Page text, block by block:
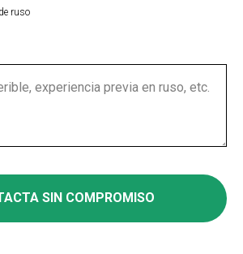
ruso
SIN COMPROMISO